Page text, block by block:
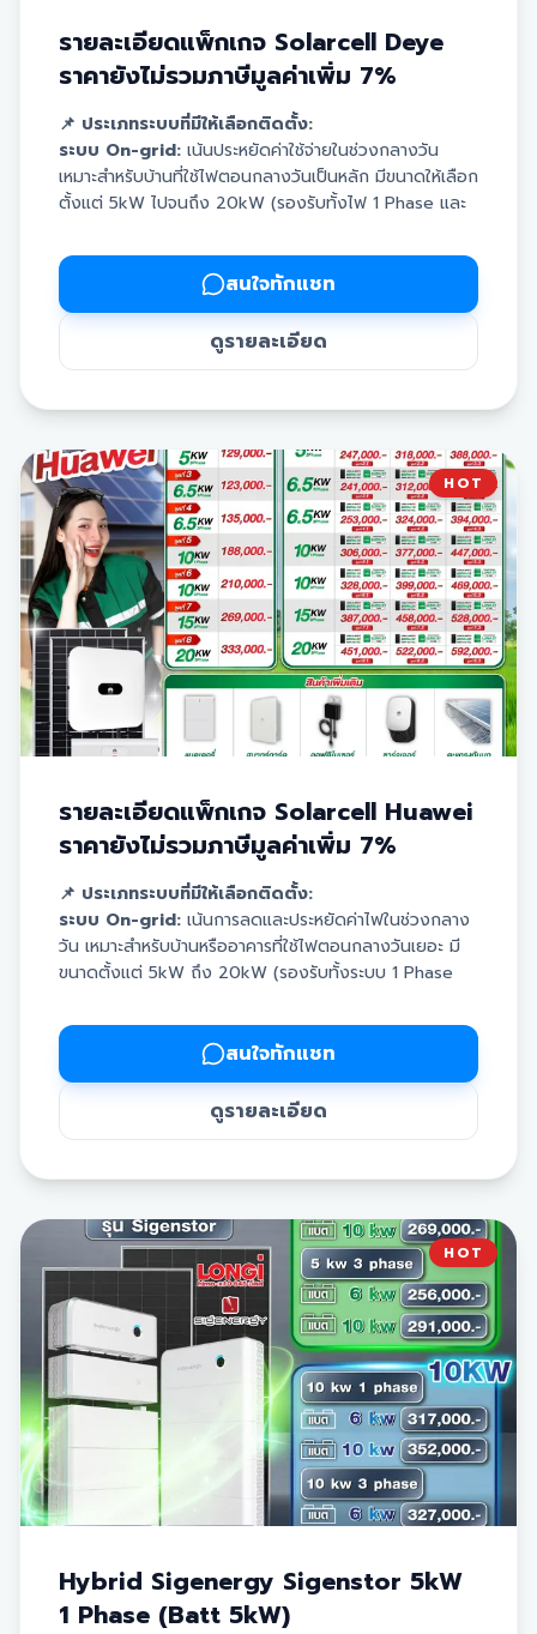
รายละเอียดแพ็กเกจ Solarcell Deye
ราคายังไม่รวมภาษีมูลค่าเพิ่ม 7%
📌 ประเภทระบบที่มีให้เลือกติดตั้ง:
ระบบ On-grid: เน้นประหยัดค่าใช้จ่ายในช่วงกลางวัน
เหมาะสำหรับบ้านที่ใช้ไฟตอนกลางวันเป็นหลัก มีขนาดให้เลือก
ตั้งแต่ 5kW ไปจนถึง 20kW (รองรับทั้งไฟ 1 Phase และ
ระบบ Hybrid:ตอบโจทย์การใช้งานตลอด 24 ชั่วโมง ทั้ง
กลางวันและกลางคืน โดยมีแบตเตอรี่ให้เลือกจับคู่ตามความ
ต้องการใช้งาน (ขนาดความจุ 5 kW, 10 kW และ 16 kW)
📦 สินค้าออปชันเพิ่มเติม:
แบตเตอรี่:
สำหรับกักเก็บพลังงานแสงอาทิตย์ไว้ใช้ในเวลา
Backup Box:ระบบป้องกันไฟดับอัตโนมัติ ช่วยจ่ายไฟ
ออฟติไมเซอร์:อุปกรณ์ช่วยตรวจสอบและเพิ่มประสิทธิภาพ
การผลิตไฟฟ้าของแผง
ตะแกรงกันนก:ป้องกันปัญหานกเข้าไปอยู่อาศัยหรือทำรังใต้
แผงโซล่าเซลล์
🛡 บริการหลังการขายและการรับประกัน:
ฟรี! บริการดูแลล้างแผงและตรวจเช็กอุปกรณ์ นาน 3 ปี
รับประกันตัวเครื่อง Inverter (Deye)
แบตเตอรี่ นาน 7 ปี
รับประกันแผงโซล่าเซลล์ยาวนานสูงสุดถึง 30 ปี
สนใจทักแชท
ดูรายละเอียด
HOT
รายละเอียดแพ็กเกจ Solarcell Huawei
ราคายังไม่รวมภาษีมูลค่าเพิ่ม 7%
📌 ประเภทระบบที่มีให้เลือกติดตั้ง:
ระบบ On-grid: เน้นการลดและประหยัดค่าไฟในช่วงกลาง
วัน เหมาะสำหรับบ้านหรืออาคารที่ใช้ไฟตอนกลางวันเยอะ มี
ขนาดตั้งแต่ 5kW ถึง 20kW (รองรับทั้งระบบ 1 Phase
ระบบ Hybrid:เน้นการใช้งานครอบคลุมทั้งกลางวันและ
กลางคืน มีแบตเตอรี่ช่วยเก็บสำรองไฟไว้ใช้ และจ่ายไฟต่อ
เนื่องเมื่อไฟดับ โดยเลือกขนาดความจุแบตเตอรี่ได้ตาม
ต้องการ (7 kW / 14 kW / 21 kW)
📦 สินค้าออปชันเพิ่มเติมในระบบ:
สมาร์ทการ์ด:ระบบอัจฉริยะช่วยจัดการและป้องกันไฟดับ
ออฟติไมเซอร์:อุปกรณ์ตรวจสอบและเพิ่มประสิทธิภาพการ
ผลิตไฟแบบรายแผง
แท่นชาร์จรถยนต์ไฟฟ้า (EV Charger) ด้วย
พลังงานสะอาด
ตะแกรงกันนก:
อุปกรณ์ป้องกันนกเข้ามาอยู่อาศัยหรือทำรัง
🛡 บริการและเงื่อนไขการรับประกัน:
ฟรี! บริการล้างแผงและตรวจเช็กระบบอุปกรณ์ นาน 3 ปี
รับประกันเครื่อง Inverter และ แบตเตอรี่ นาน 10 ปี
รับประกันแผงโซล่าเซลล์ยาวนานสูงสุดถึง 30 ปี
สนใจทักแชท
ดูรายละเอียด
HOT
Hybrid Sigenergy Sigenstor 5kW
1 Phase (Batt 5kW)